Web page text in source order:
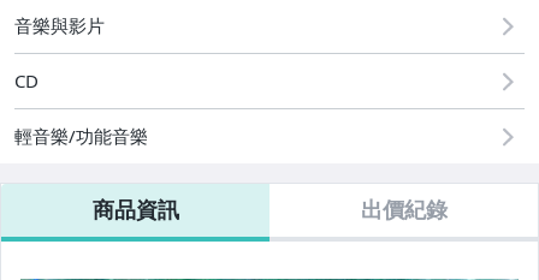
音樂與影片
CD
輕音樂/功能音樂
商品資訊 出價紀錄